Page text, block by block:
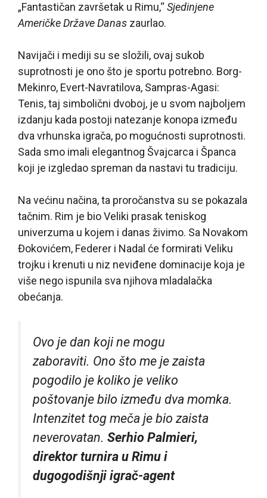
„Fantastičan završetak u Rimu,“Sjedinjene
Američke DržaveDanas zaurlao.
Navijači i mediji su se složili, ovaj sukob
suprotnosti je ono što je sportu potrebno. Borg-
Mekinro, Evert-Navratilova, Sampras-Agasi:
Tenis, taj simbolični dvoboj, je u svom najboljem
izdanju kada postoji natezanje konopa između
dva vrhunska igrača, po mogućnosti suprotnosti.
Sada smo imali elegantnog Švajcarca i Španca
koji je izgledao spreman da nastavi tu tradiciju.
Na većinu načina, ta proročanstva su se pokazala
tačnim. Rim je bio Veliki prasak teniskog
univerzuma u kojem i danas živimo. Sa Novakom
Đokovićem, Federer i Nadal će formirati Veliku
trojku i krenuti u niz neviđene dominacije koja je
više nego ispunila sva njihova mladalačka
obećanja.
Ovo je dan koji ne mogu
zaboraviti. Ono što me je zaista
pogodilo je koliko je veliko
poštovanje bilo između dva momka.
Intenzitet tog meča je bio zaista
neverovatan. Serhio Palmieri,
direktor turnira u Rimu i
dugogodišnji igrač-agent